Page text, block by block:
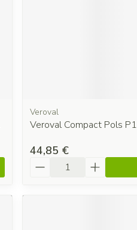
Veroval
Veroval Compact Pols P1
44,85 €
Quantité